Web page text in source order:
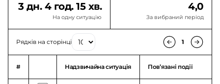
3 дн. 4 год. 15 хв.
На одну ситуацію
4,0
За вибраний період
Рядків на сторінці 1
# Надзвичайна ситуація Повʼязані події